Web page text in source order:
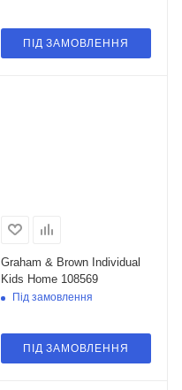
ПІД ЗАМОВЛЕННЯ
Graham & Brown Individual
Kids Home 108569
Під замовлення
ПІД ЗАМОВЛЕННЯ